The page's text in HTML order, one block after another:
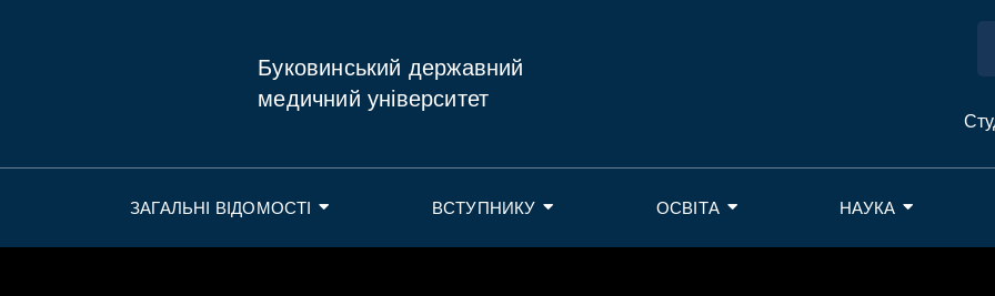
Буковинський державний
медичний університет
ЗАГАЛЬНІ ВІДОМОСТІ ВСТУПНИКУ ОСВІТА НАУКА